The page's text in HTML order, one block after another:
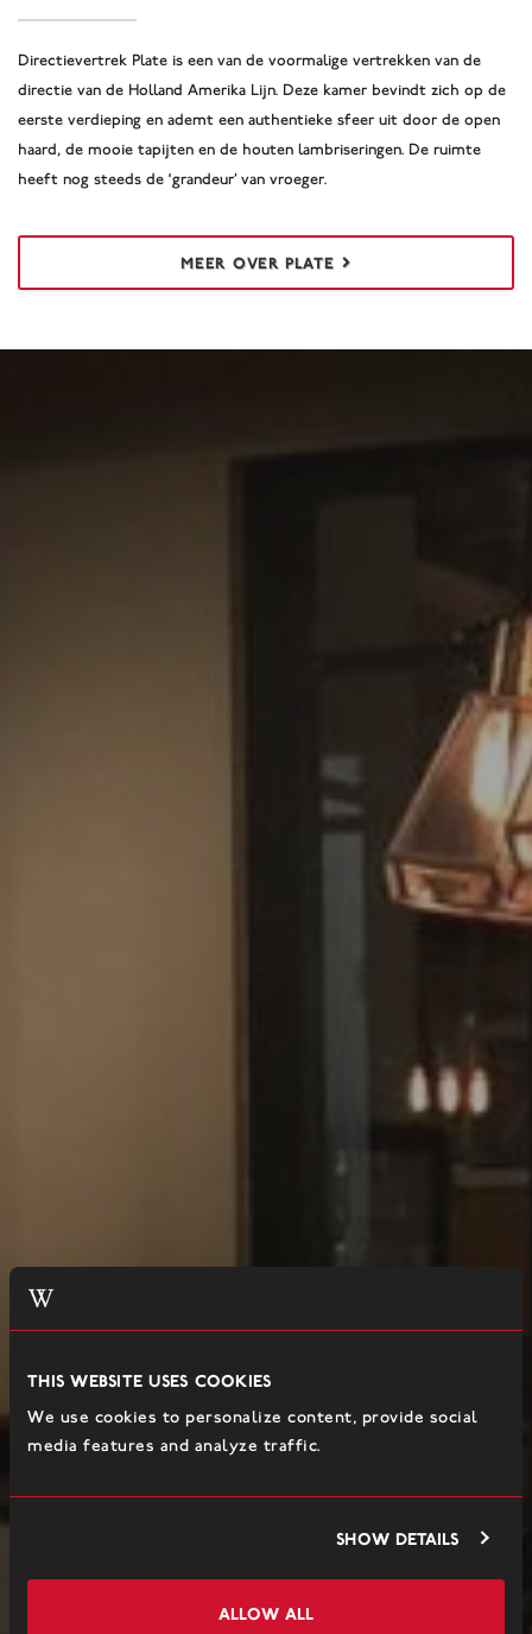
This website uses cookies
We use cookies to personalize content, provide social
media features and analyze traffic.
Show details
Allow all
Directievertrek Plate is een van de voormalige vertrekken van de
directie van de Holland Amerika Lijn. Deze kamer bevindt zich op de
eerste verdieping en ademt een authentieke sfeer uit door de open
haard, de mooie tapijten en de houten lambriseringen. De ruimte
heeft nog steeds de ‘grandeur’ van vroeger.
MEER OVER PLATE
te dineren, is het ook mogelijk om gebruik te maken van de